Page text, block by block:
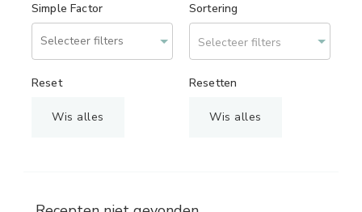
Simple Factor Sortering
Selecteer filters
Reset
Wis alles
Resetten
Wis alles